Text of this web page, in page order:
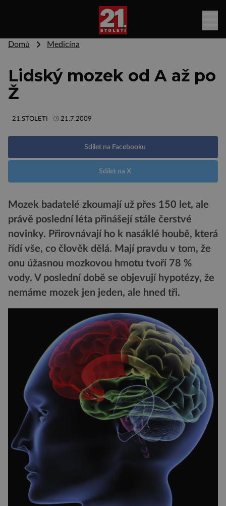
Domů Medicína
Lidský mozek od A až po
Ž
21.STOLETI 21.7.2009
Sdílet na Facebooku
Sdílet na X
Mozek badatelé zkoumají už přes 150 let, ale
právě poslední léta přinášejí stále čerstvé
novinky. Přirovnávají ho k nasáklé houbě, která
řídí vše, co člověk dělá. Mají pravdu v tom, že
onu úžasnou mozkovou hmotu tvoří 78 %
vody. V poslední době se objevují hypotézy, že
nemáme mozek jen jeden, ale hned tři.